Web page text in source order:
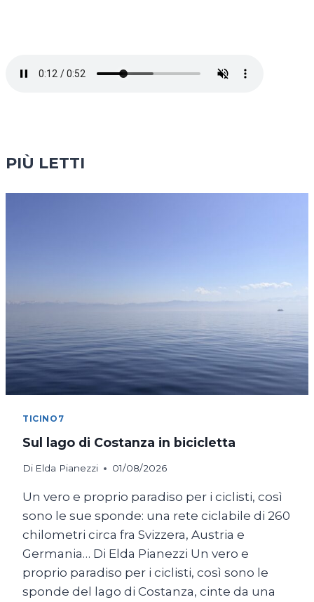
PIÙ LETTI
TICINO7
Sul lago di Costanza in bicicletta
Di Elda Pianezzi 01/08/2026
Un vero e proprio paradiso per i ciclisti, così
sono le sue sponde: una rete ciclabile di 260
chilometri circa fra Svizzera, Austria e
Germania… Di Elda Pianezzi Un vero e
proprio paradiso per i ciclisti, così sono le
sponde del lago di Costanza, cinte da una